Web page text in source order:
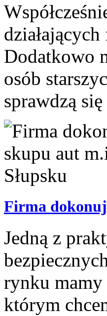
Dodatkowo
osób
sprawdzą
Firma
Jedną z
rynku
którym